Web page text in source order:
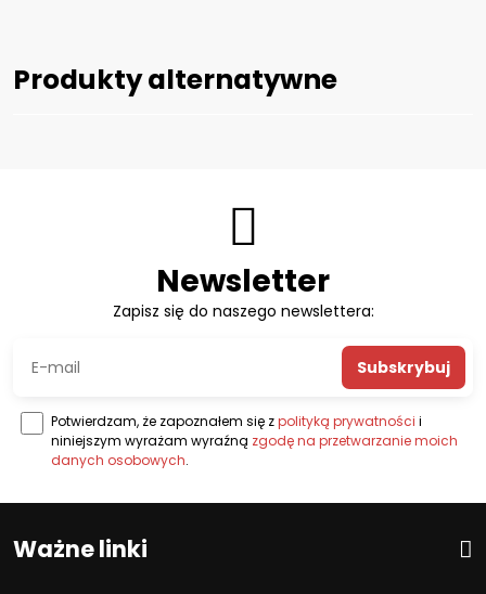
Produkty alternatywne
Newsletter
Zapisz się do naszego newslettera:
Subskrybuj
Potwierdzam, że zapoznałem się zpolityką prywatności i
niniejszym wyrażam wyraźną zgodę na przetwarzanie moich
danych osobowych.
Ważne linki